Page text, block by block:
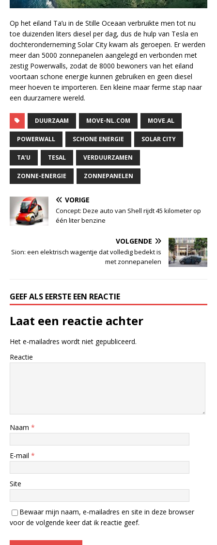
Op het eiland Ta’u in de Stille Oceaan verbruikte men tot nu
toe duizenden liters diesel per dag, dus de hulp van Tesla en
dochteronderneming Solar City kwam als geroepen. Er werden
meer dan 5000 zonnepanelen aangelegd en verbonden met
zestig Powerwalls, zodat de 8000 bewoners van het eiland
voortaan schone energie kunnen gebruiken en geen diesel
meer hoeven te importeren. Een kleine maar ferme stap naar
een duurzamere wereld.
DUURZAAM MOVE-NL.COM MOVE.AL
POWERWALL SCHONE ENERGIE SOLAR CITY
TA’U TESAL VERDUURZAMEN
ZONNE-ENERGIE ZONNEPANELEN
VORIGE
Concept: Deze auto van Shell rijdt 45 kilometer op
één liter benzine
VOLGENDE
Sion: een elektrisch wagentje dat volledig bedekt is
met zonnepanelen
GEEF ALS EERSTE EEN REACTIE
Laat een reactie achter
Het e-mailadres wordt niet gepubliceerd.
Reactie
Naam *
E-mail *
Site
Bewaar mijn naam, e-mailadres en site in deze browser
voor de volgende keer dat ik reactie geef.